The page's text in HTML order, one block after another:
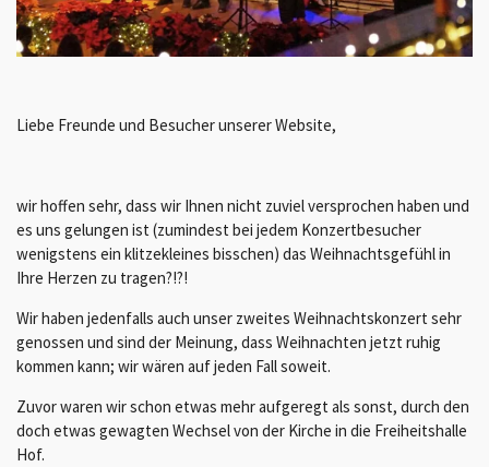
Liebe Freunde und Besucher unserer Website,
wir hoffen sehr, dass wir Ihnen nicht zuviel versprochen haben und
es uns gelungen ist (zumindest bei jedem Konzertbesucher
wenigstens ein klitzekleines bisschen) das Weihnachtsgefühl in
Ihre Herzen zu tragen?!?!
Wir haben jedenfalls auch unser zweites Weihnachtskonzert sehr
genossen und sind der Meinung, dass Weihnachten jetzt ruhig
kommen kann; wir wären auf jeden Fall soweit.
Zuvor waren wir schon etwas mehr aufgeregt als sonst, durch den
doch etwas gewagten Wechsel von der Kirche in die Freiheitshalle
Hof.